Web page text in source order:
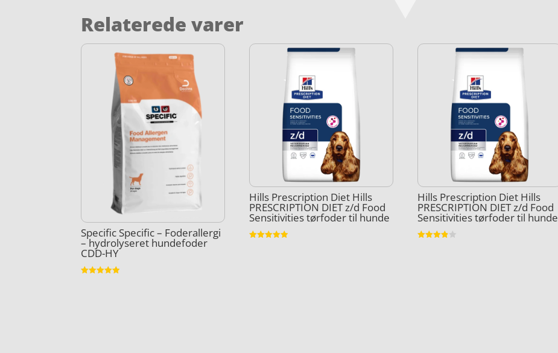
Relaterede varer
Specific Specific – Foderallergi
– hydrolyseret hundefoder
CDD-HY
Hills Prescription Diet Hills
PRESCRIPTION DIET z/d Food
Sensitivities tørfoder til hunde
Hills Prescription Diet Hills
PRESCRIPTION DIET z/d Food
Sensitivities tørfoder til hunde